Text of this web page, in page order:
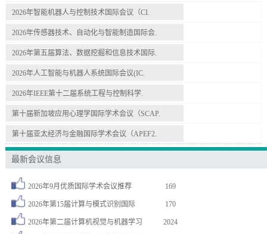
2026年智能机器人与控制技术国际会议（CI.
2026年传感器技术、自动化与智能制造国际会.
2026年第五届算法、数据挖掘和信息技术国际.
2026年人工智能与机器人系统国际会议(IC.
2026年IEEE第十二届系统工程与控制科学.
第十届新加坡应用心理学国际学术会议（SCAP.
第十届亚太经济与金融国际学术会议（APEF2.
最新会议信息
2026年9月优质国际学术会议推荐 169
2026年第15届计算与模式识别国际 170
2026年第二届计算机视觉与机器学习 2024